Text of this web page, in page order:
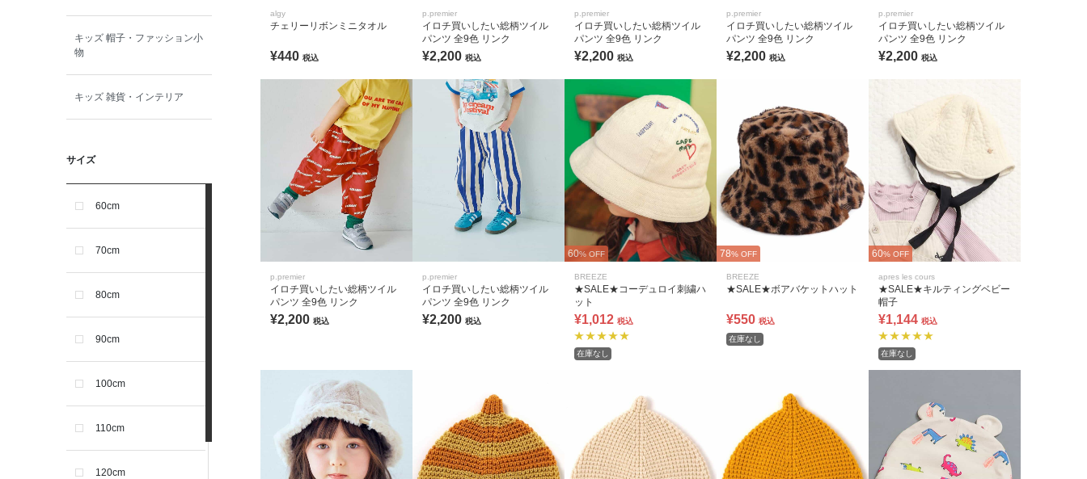
キッズ 帽子・ファッション小
物
キッズ 雑貨・インテリア
サイズ
60cm
70cm
80cm
90cm
100cm
110cm
120cm
algy
チェリーリボンミニタオル
¥440 税込
p.premier
イロチ買いしたい総柄ツイル
パンツ 全9色 リンク
¥2,200 税込
p.premier
イロチ買いしたい総柄ツイル
パンツ 全9色 リンク
¥2,200 税込
p.premier
イロチ買いしたい総柄ツイル
パンツ 全9色 リンク
¥2,200 税込
p.premier
イロチ買いしたい総柄ツイル
パンツ 全9色 リンク
¥2,200 税込
p.premier
イロチ買いしたい総柄ツイル
パンツ 全9色 リンク
¥2,200 税込
p.premier
イロチ買いしたい総柄ツイル
パンツ 全9色 リンク
¥2,200 税込
60% OFF
BREEZE
★SALE★コーデュロイ刺繍ハ
ット
¥1,012 税込
在庫なし
78% OFF
BREEZE
★SALE★ボアバケットハット
¥550 税込
在庫なし
60% OFF
apres les cours
★SALE★キルティングベビー
帽子
¥1,144 税込
在庫なし